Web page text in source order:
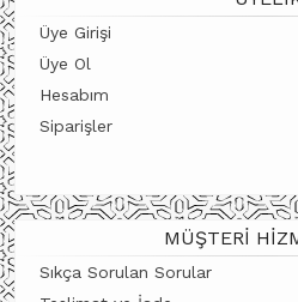
Üye Girişi
Üye Ol
Hesabım
Siparişler
MÜŞTERI
Sıkça Sorulan Sorular